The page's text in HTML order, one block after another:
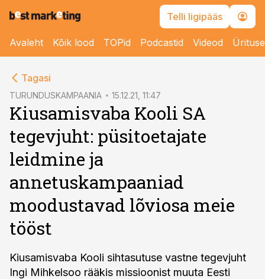
Telli ligipääs
Avaleht Kõik lood TOPid Podcastid Videod
Tagasi
TURUNDUSKAMPAANIA 15.12.21, 11:47
Kiusamisvaba Kooli SA
tegevjuht: püsitoetajate
leidmine ja
annetuskampaaniad
moodustavad lõviosa meie
tööst
Kiusamisvaba Kooli sihtasutuse vastne tegevjuht
Ingi Mihkelsoo rääkis missioonist muuta Eesti